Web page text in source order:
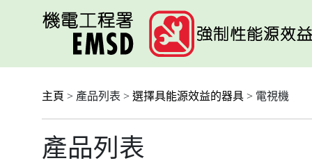
主頁 > 產品列表 > 選擇具能源效益的器具 > 電視機
產品列表